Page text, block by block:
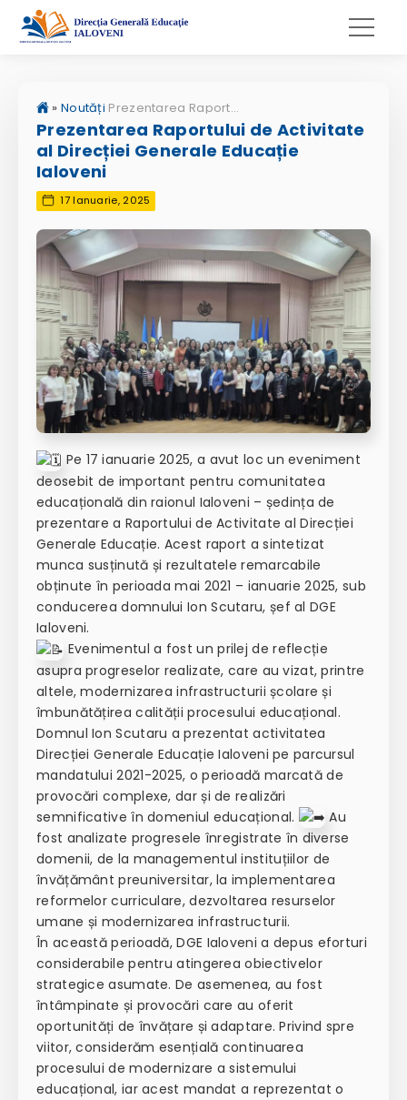
» Noutăți Prezentarea Raportului de Activitate al Direcției Generale Educație Ialoveni
Prezentarea Raportului de Activitate
al Direcției Generale Educație
Ialoveni
17 Ianuarie, 2025
Pe 17 ianuarie 2025, a avut loc un eveniment
deosebit de important pentru comunitatea
educațională din raionul Ialoveni – ședința de
prezentare a Raportului de Activitate al Direcției
Generale Educație. Acest raport a sintetizat
munca susținută și rezultatele remarcabile
obținute în perioada mai 2021 – ianuarie 2025, sub
conducerea domnului Ion Scutaru, șef al DGE
Ialoveni.
Evenimentul a fost un prilej de reflecție
asupra progreselor realizate, care au vizat, printre
altele, modernizarea infrastructurii școlare și
îmbunătățirea calității procesului educațional.
Domnul Ion Scutaru a prezentat activitatea
Direcției Generale Educație Ialoveni pe parcursul
mandatului 2021-2025, o perioadă marcată de
provocări complexe, dar și de realizări
semnificative în domeniul educațional.
Au
fost analizate progresele înregistrate în diverse
domenii, de la managementul instituțiilor de
învățământ preuniversitar, la implementarea
reformelor curriculare, dezvoltarea resurselor
umane și modernizarea infrastructurii.
În această perioadă, DGE Ialoveni a depus eforturi
considerabile pentru atingerea obiectivelor
strategice asumate. De asemenea, au fost
întâmpinate și provocări care au oferit
oportunități de învățare și adaptare. Privind spre
viitor, considerăm esențială continuarea
procesului de modernizare a sistemului
educațional, iar acest mandat a reprezentat o